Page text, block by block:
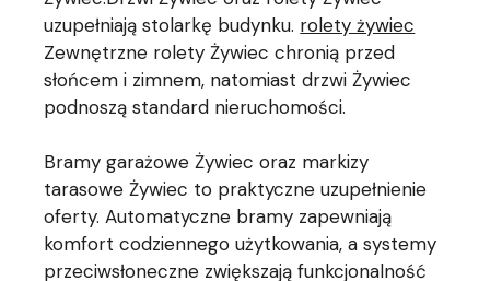
uzupełniają stolarkę budynku. rolety żywiec
Zewnętrzne rolety Żywiec chronią przed
słońcem i zimnem, natomiast drzwi Żywiec
podnoszą standard nieruchomości.
Bramy garażowe Żywiec oraz markizy
tarasowe Żywiec to praktyczne uzupełnienie
oferty. Automatyczne bramy zapewniają
komfort codziennego użytkowania, a systemy
przeciwsłoneczne zwiększają funkcjonalność